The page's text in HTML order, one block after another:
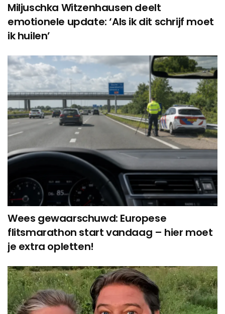
Miljuschka Witzenhausen deelt
emotionele update: ‘Als ik dit schrijf moet
ik huilen’
Wees gewaarschuwd: Europese
flitsmarathon start vandaag – hier moet
je extra opletten!